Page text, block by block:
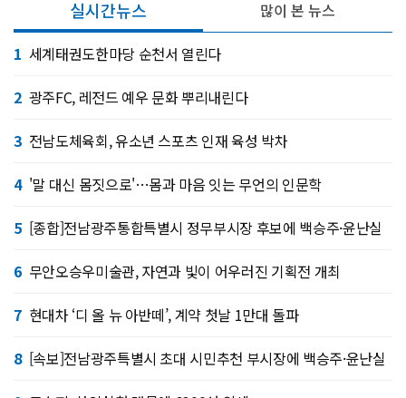
실시간뉴스
1 세계태권도한마당 순천서 열린다
2 광주FC, 레전드 예우 문화 뿌리내린다
3 전남도체육회, 유소년 스포츠 인재 육성 박차
4 '말 대신 몸짓으로'…몸과 마음 잇는 무언의 인문학
5 [종합]전남광주통합특별시 정무부시장 후보에 백승주·윤난실
6 무안오승우미술관, 자연과 빛이 어우러진 기획전 개최
7 현대차 ‘디 올 뉴 아반떼’, 계약 첫날 1만대 돌파
8 [속보]전남광주특별시 초대 시민추천 부시장에 백승주·윤난실
많이 본 뉴스